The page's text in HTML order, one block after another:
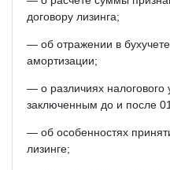
договору лизинга;
— об отражении в
амортизации;
— о различиях налогового
заключенным до и после
— об особенностях
лизинге;